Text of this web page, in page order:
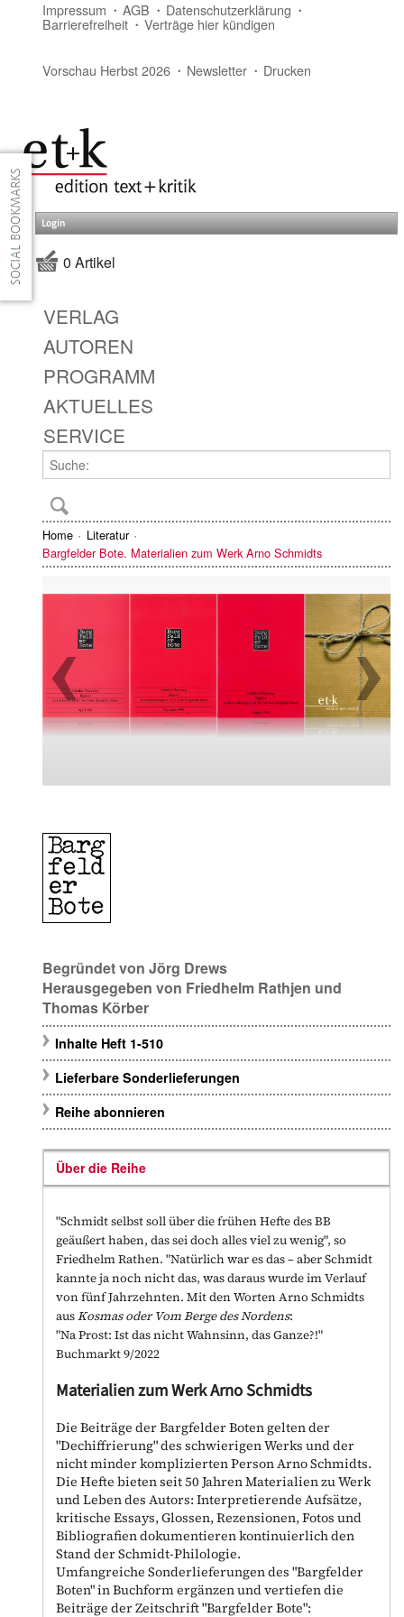
Impressum AGB Datenschutzerklärung
Barrierefreiheit Verträge hier kündigen
Vorschau Herbst 2026 Newsletter Drucken
Login
0 Artikel
VERLAG
AUTOREN
PROGRAMM
AKTUELLES
SERVICE
Home
Literatur
Bargfelder Bote. Materialien zum Werk Arno Schmidts
Begründet von Jörg Drews
Herausgegeben von Friedhelm Rathjen und
Thomas Körber
Inhalte Heft 1-510
Lieferbare Sonderlieferungen
Reihe abonnieren
Über die Reihe
"Schmidt selbst soll über die frühen Hefte des BB
geäußert haben, das sei doch alles viel zu wenig", so
Friedhelm Rathen. "Natürlich war es das – aber Schmidt
kannte ja noch nicht das, was daraus wurde im Verlauf
von fünf Jahrzehnten. Mit den Worten Arno Schmidts
ausKosmas oder Vom Berge des Nordens:
"Na Prost: Ist das nicht Wahnsinn, das Ganze?!"
Buchmarkt 9/2022
Materialien zum Werk Arno Schmidts
Die Beiträge der Bargfelder Boten gelten der
"Dechiffrierung" des schwierigen Werks und der
nicht minder komplizierten Person Arno Schmidts.
Die Hefte bieten seit 50 Jahren Materialien zu Werk
und Leben des Autors: Interpretierende Aufsätze,
kritische Essays, Glossen, Rezensionen, Fotos und
Bibliografien dokumentieren kontinuierlich den
Stand der Schmidt-Philologie.
Umfangreiche Sonderlieferungen des "Bargfelder
Boten" in Buchform ergänzen und vertiefen die
Beiträge der Zeitschrift "Bargfelder Bote":